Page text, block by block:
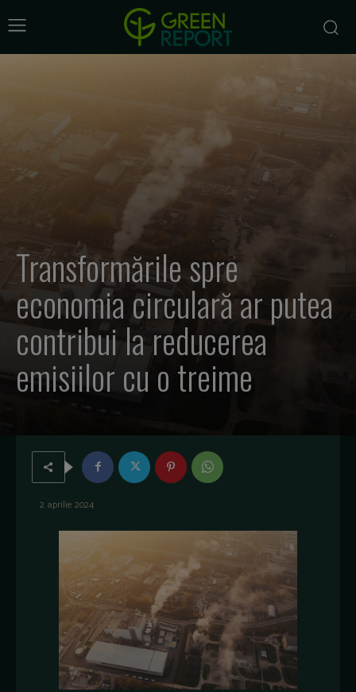
Transformările spre
economia circulară ar putea
contribui la reducerea
emisiilor cu o treime
2 aprilie 2024